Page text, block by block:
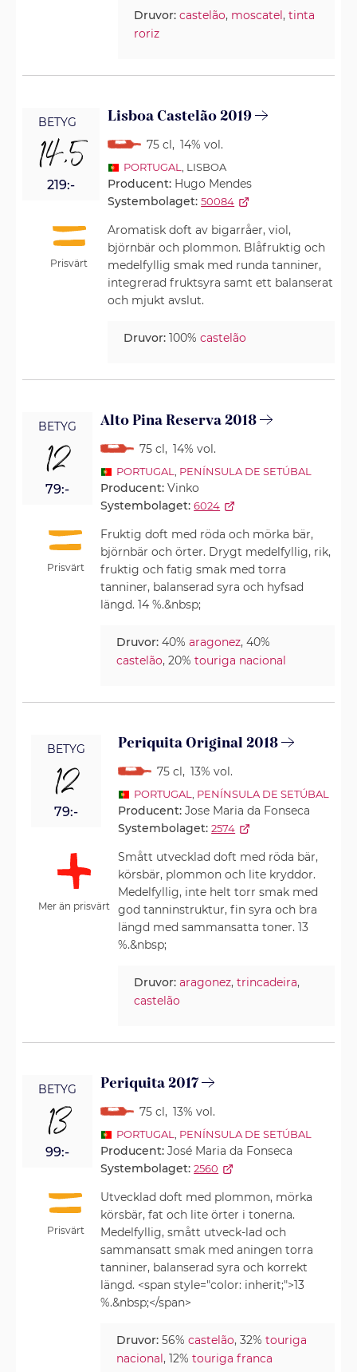
Druvor: castelão, moscatel,tinta
roriz
BETYG
14,5
219:-
Prisvärt
Lisboa Castelão 2019
75 cl, 14% vol.
PORTUGAL , LISBOA
Producent: Hugo Mendes
Systembolaget: 50084
Aromatisk doft av bigarråer, viol,
björnbär och plommon. Blåfruktig och
medelfyllig smak med runda tanniner,
integrerad fruktsyra samt ett balanserat
och mjukt avslut.
Druvor: 100%castelão
BETYG
12
79:-
Prisvärt
Alto Pina Reserva 2018
75 cl, 14% vol.
PORTUGAL PENÍNSULA DE SETÚBAL
Producent:Vinko
Systembolaget: 6024
Fruktig doft med röda och mörka bär,
björnbär och örter. Drygt medelfyllig, rik,
fruktig och fatig smak med torra
tanniner, balanserad syra och hyfsad
längd. 14 %.&nbsp;
Druvor: 40%aragonez, 40%
castelão, 20%touriga nacional
BETYG
12
79:-
Mer än prisvärt
Periquita Original 2018
75 cl, 13% vol.
PORTUGAL PENÍNSULA DE SETÚBAL
Producent:Jose Maria da Fonseca
Systembolaget: 2574
Smått utvecklad doft med röda bär,
körsbär, plommon och lite kryddor.
Medelfyllig, inte helt torr smak med
god tanninstruktur, fin syra och bra
längd med sammansatta toner. 13
%.&nbsp;
Druvor: aragonez,trincadeira,
castelão
BETYG
13
99:-
Prisvärt
Periquita 2017
75 cl, 13% vol.
PORTUGAL PENÍNSULA DE SETÚBAL
Producent:José Maria da Fonseca
Systembolaget: 2560
Utvecklad doft med plommon, mörka
körsbär, fat och lite örter i tonerna.
Medelfyllig, smått utveck-lad och
sammansatt smak med aningen torra
tanniner, balanserad syra och korrekt
längd. <span style="color: inherit;">13
%.&nbsp;</span>
Druvor: 56%castelão, 32%touriga
nacional, 12%touriga franca